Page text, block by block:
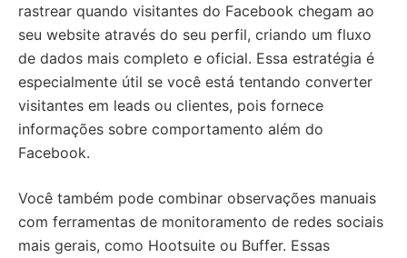
rastrear quando visitantes do Facebook chegam ao
seu website através do seu perfil, criando um fluxo
de dados mais completo e oficial. Essa estratégia é
especialmente útil se você está tentando converter
visitantes em leads ou clientes, pois fornece
informações sobre comportamento além do
Facebook.
Você também pode combinar observações manuais
com ferramentas de monitoramento de redes sociais
mais gerais, como Hootsuite ou Buffer. Essas